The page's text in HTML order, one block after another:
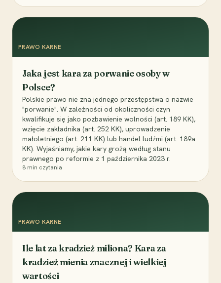
PRAWO KARNE
Jaka jest kara za porwanie osoby w
Polsce?
Polskie prawo nie zna jednego przestępstwa o nazwie
"porwanie". W zależności od okoliczności czyn
kwalifikuje się jako pozbawienie wolności (art. 189 KK),
wzięcie zakładnika (art. 252 KK), uprowadzenie
małoletniego (art. 211 KK) lub handel ludźmi (art. 189a
KK). Wyjaśniamy, jakie kary grożą według stanu
prawnego po reformie z 1 października 2023 r.
8 min czytania
PRAWO KARNE
Ile lat za kradzież miliona? Kara za
kradzież mienia znacznej i wielkiej
wartości